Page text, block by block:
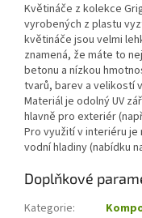
Květináče z kolekce
vyrobených z plastu
květináče jsou velmi
znamená, že máte to
betonu a nízkou
tvarů, barev a velikostí
Materiál je odolný UV
hlavně pro exteriér
Pro využití v interiéru
vodní hladiny (nabídku
Doplňkové
Kategorie: